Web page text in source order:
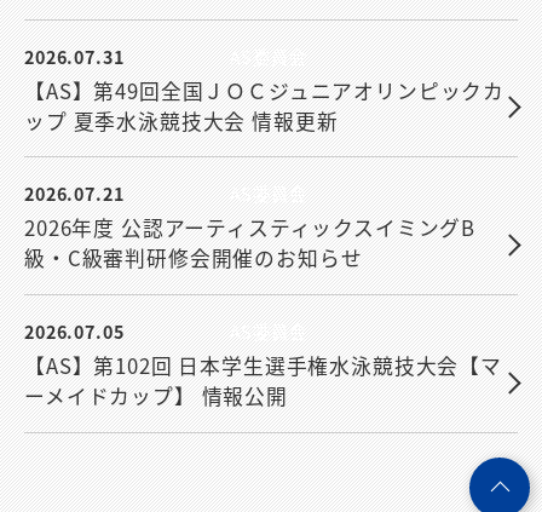
2026.07.31 AS委員会
【AS】第49回全国ＪＯＣジュニアオリンピックカ
ップ 夏季水泳競技大会 情報更新
2026.07.21 AS委員会
2026年度 公認アーティスティックスイミングB
級・C級審判研修会開催のお知らせ
2026.07.05 AS委員会
【AS】第102回 日本学生選手権水泳競技大会【マ
ーメイドカップ】 情報公開